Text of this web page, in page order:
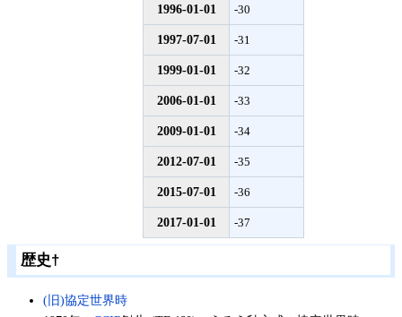
1996-01-01 -30
1997-07-01 -31
1999-01-01 -32
2006-01-01 -33
2009-01-01 -34
2012-07-01 -35
2015-07-01 -36
2017-01-01 -37
歴史†
(旧)協定世界時